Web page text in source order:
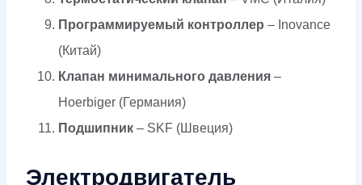
Программируемый контроллер – Inovance
(Китай)
Клапан минимального давления –
Hoerbiger (Германия)
Подшипник – SKF (Швеция)
Электродвигатель